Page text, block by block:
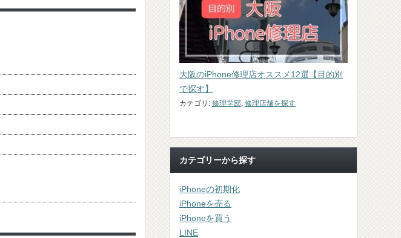
大阪のiPhone修理店オススメ12選【目的別
で探す】
カテゴリ: 修理学部 修理店舗を探す
カテゴリーから探す
iPhoneの初期化
iPhoneを売る
iPhoneを買う
LINE